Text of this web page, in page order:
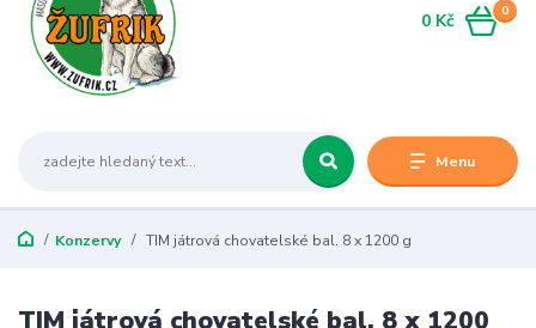
Menu
0
0 Kč
Konzervy TIM játrová chovatelské bal. 8 x 1200 g
TIM játrová chovatelské bal. 8 x 1200